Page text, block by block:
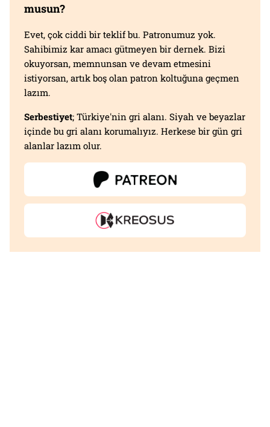
musun?
Evet, çok ciddi bir teklif bu. Patronumuz yok.
Sahibimiz kar amacı gütmeyen bir dernek. Bizi
okuyorsan, memnunsan ve devam etmesini
istiyorsan, artık boş olan patron koltuğuna geçmen
lazım.
Serbestiyet; Türkiye'nin gri alanı. Siyah ve beyazlar
içinde bu gri alanı korumalıyız. Herkese bir gün gri
alanlar lazım olur.